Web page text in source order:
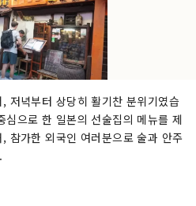
저녁부터 상당히 활기찬 분위기였습
심으로 한 일본의 선술집의 메뉴를 제
참가한 외국인 여러분으로 술과 안주